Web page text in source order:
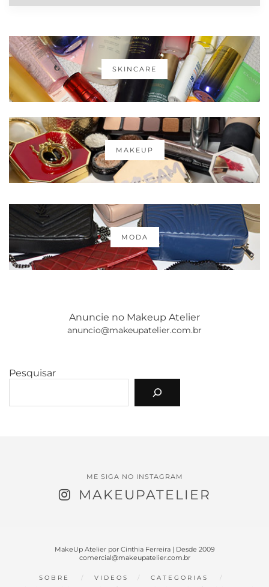
SKINCARE
MAKEUP
MODA
Anuncie no Makeup Atelier
anuncio@makeupatelier.com.br
Pesquisar
ME SIGA NO INSTAGRAM
MAKEUPATELIER
MakeUp Atelier por Cinthia Ferreira | Desde 2009
comercial@makeupatelier.com.br
SOBRE VIDEOS
CATEGORIAS